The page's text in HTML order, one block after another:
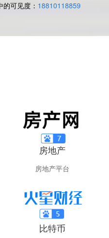
可见度： 18810118859
房地产
房地产平台
比特币